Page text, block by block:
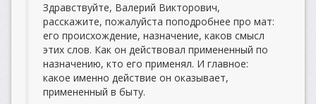
Здравствуйте, Валерий Викторович,
расскажите, пожалуйста поподробнее про мат:
его происхождение, назначение, каков смысл
этих слов. Как он действовал примененный по
назначению, кто его применял. И главное:
какое именно действие он оказывает,
примененный в быту.